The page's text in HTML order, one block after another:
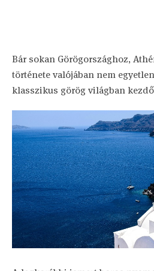
Bár sokan Görögországhoz,
története valójában nem
klasszikus görög világban